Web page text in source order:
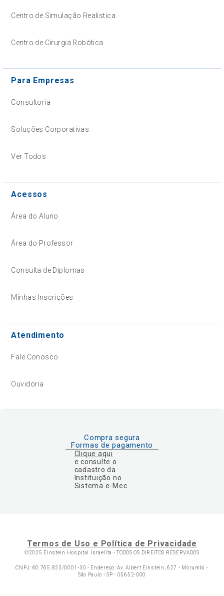
Centro de Simulação Realística
Centro de Cirurgia Robótica
Para Empresas
Consultoria
Soluções Corporativas
Ver Todos
Acessos
Área do Aluno
Área do Professor
Consulta de Diplomas
Minhas Inscrições
Atendimento
Fale Conosco
Ouvidoria
Compra segura
Formas de pagamento
Clique aqui
e consulte o
cadastro da
Instituição no
Sistema e-Mec
Termos de Uso e Política de Privacidade
©2025 Einstein Hospital Israelita -TODOS OS DIREITOS RESERVADOS
CNPJ: 60.765.823/0001-30 - Endereço: Av. Albert Einstein, 627 - Morumbi -
São Paulo - SP - 05652-000